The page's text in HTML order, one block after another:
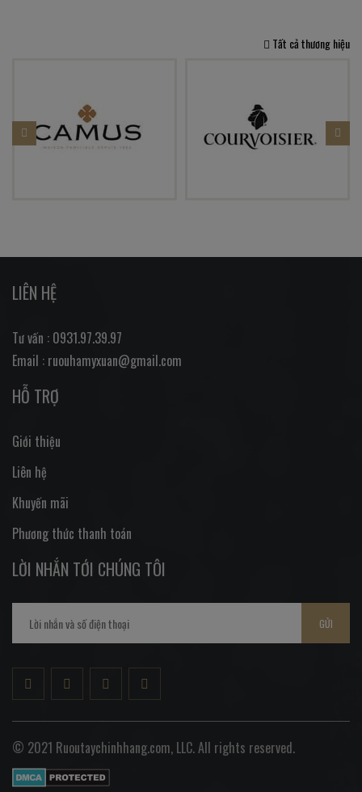
Tất cả thương hiệu
LIÊN HỆ
Tư vấn : 0931.97.39.97
Email : ruouhamyxuan@gmail.com
HỖ TRỢ
Giới thiệu
Liên hệ
Khuyến mãi
Phương thức thanh toán
LỜI NHẮN TỚI CHÚNG TÔI
GỬI
© 2021 Ruoutaychinhhang.com, LLC. All rights reserved.